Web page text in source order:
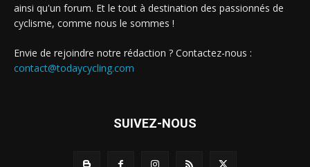
ainsi qu'un forum. Et le tout à destination des passionnés de
cyclisme, comme nous le sommes !
Envie de rejoindre notre rédaction ? Contactez-nous :
contact@todaycycling.com
SUIVEZ-NOUS